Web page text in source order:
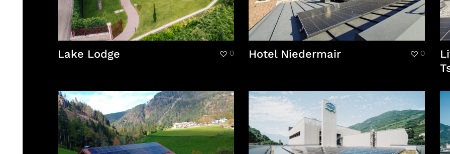
Lake Lodge 0 Hotel Niedermair 0